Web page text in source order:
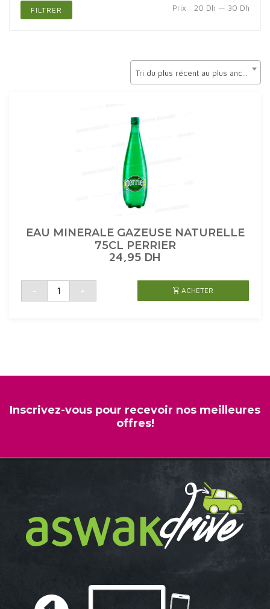
FILTRER Prix : 20 Dh — 30 Dh
EAU MINERALE GAZEUSE NATURELLE
75CL PERRIER
24,95 DH
-
quantité
EAU
+ ACHETER
Inscrivez-vous pour recevoir nos meilleures
offres!